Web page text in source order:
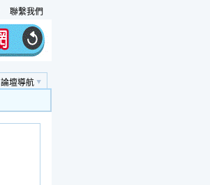
聯繫我們
論壇導航